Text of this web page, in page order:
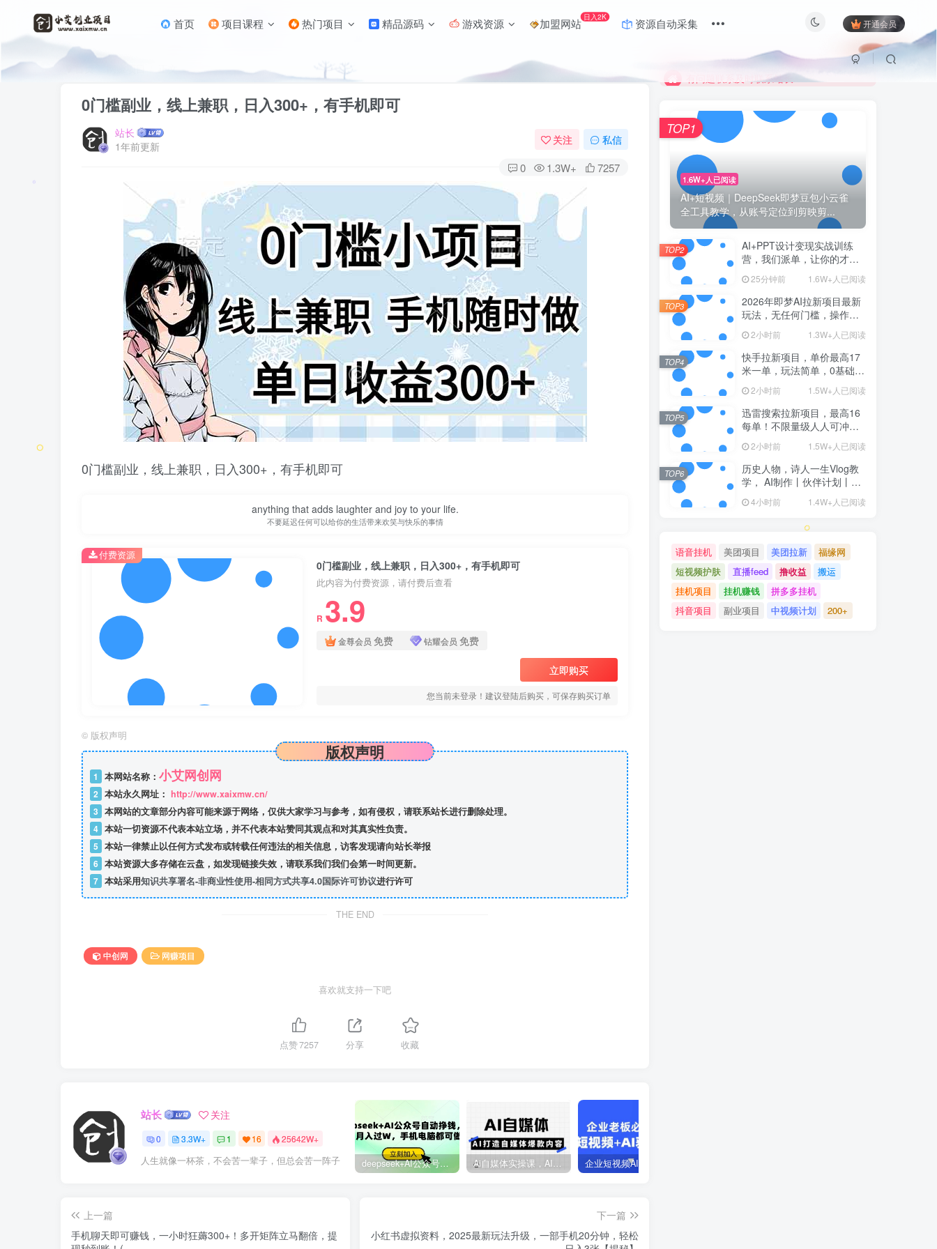
首页 项目课程 热门项目 精品源码 游戏资源 加盟网站 日入2K 资源自动采集 开通会员
首页 网赚项目 正文
0门槛副业，线上兼职，日入300+，有手机即可
站长
1年前更新
关注 私信
0 1.3W+ 7257
0门槛副业，线上兼职，日入300+，有手机即可
anything that adds laughter and joy to your life.
不要延迟任何可以给你的生活带来欢笑与快乐的事情
0门槛副业，线上兼职，日入300+，有手机即可
此内容为付费资源，请付费后查看
R 3.9
金尊会员 免费 钻耀会员 免费
立即购买
您当前未登录！建议登陆后购买，可保存购买订单
付费资源
© 版权声明
版权声明
1 本网站名称： 小艾网创网
2 本站永久网址： http://www.xaixmw.cn/
3 本网站的文章部分内容可能来源于网络，仅供大家学习与参考，如有侵权，请联系站长进行删除处理。
4 本站一切资源不代表本站立场，并不代表本站赞同其观点和对其真实性负责。
5 本站一律禁止以任何方式发布或转载任何违法的相关信息，访客发现请向站长举报
6 本站资源大多存储在云盘，如发现链接失效，请联系我们我们会第一时间更新。
7 本站采用知识共享署名-非商业性使用-相同方式共享4.0国际许可协议进行许可
THE END
中创网 网赚项目
喜欢就支持一下吧
点赞7257 分享 收藏
站长 关注
0 3.3W+ 1 16 25642W+
人生就像一杯茶，不会苦一辈子，但总会苦一阵子 deepseek+AI公众号自动挣钱，轻松月入过W，手机电脑都可做 Ai自媒体实操课，AI打造自媒体爆款内容
上一篇
手机聊天即可赚钱，一小时狂薅300+！多开矩阵立马翻倍，提
下一篇
小红书虚拟资料，2025最新玩法升级，一部手机20分钟，轻松
有问题联系及时联系站长
限时活动；目前月卡只需6.8元
有问题联系及时联系站长
1.6W+人已阅读
AI+短视频｜DeepSeek即梦豆包小云雀
全工具教学，从账号定位到剪映剪...
TOP1
AI+PPT设计变现实战训练
营，我们派单，让你的才华
你构建Al设计x派单变现的完
整闭环
25分钟前 1.6W+人已阅读
TOP2
2026年即梦AI拉新项目最新
玩法，无任何门槛，操作非
常简单，人人都可做，拉新
佣金最高13米每单(更新08月
07日)
2小时前 1.3W+人已阅读
TOP3
快手拉新项目，单价最高17
米一单，玩法简单，0基础也
能轻松上手(更新08月07日)
2小时前 1.5W+人已阅读
TOP4
迅雷搜索拉新项目，最高16
每单！不限量级人人可冲，
零门槛上手(更新0807)
2小时前 1.5W+人已阅读
TOP5
历史人物，诗人一生Vlog教
学， AI制作丨伙伴计划丨精
选收益丨商单收徒 ，新领域
红利期，抓紧做
4小时前 1.4W+人已阅读
TOP6
语音挂机 美团项目 美团拉新
福缘网
短视频护肤
直播feed 撸收益
搬运
挂机项目
挂机赚钱
拼多多挂机
抖音项目
副业项目 中视频计划 200+